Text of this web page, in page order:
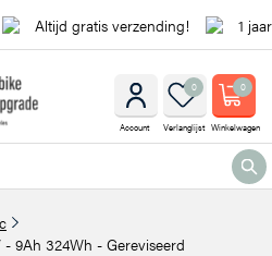
Altijd gratis verzending! 1
Account
0
Verlanglijst
0
Winkelwagen
9Ah 324Wh - Gereviseerd